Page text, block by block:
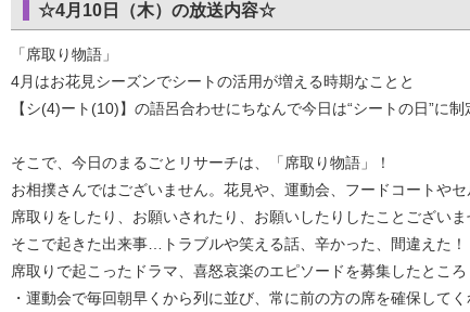
☆4月10日（木）の放送内容☆
「席取り物語」
4月はお花見シーズンでシートの活用が増える時期なことと
【シ(4)ート(10)】の語呂合わせにちなんで今日は“シートの日”に制
そこで、今日のまるごとリサーチは、「席取り物語」！
お相撲さんではございません。花見や、運動会、フードコートや
席取りをしたり、お願いされたり、お願いしたりしたことございま
そこで起きた出来事…トラブルや笑える話、辛かった、間違えた！
席取りで起こったドラマ、喜怒哀楽のエピソードを募集したところ
・運動会で毎回朝早くから列に並び、常に前の方の席を確保してく